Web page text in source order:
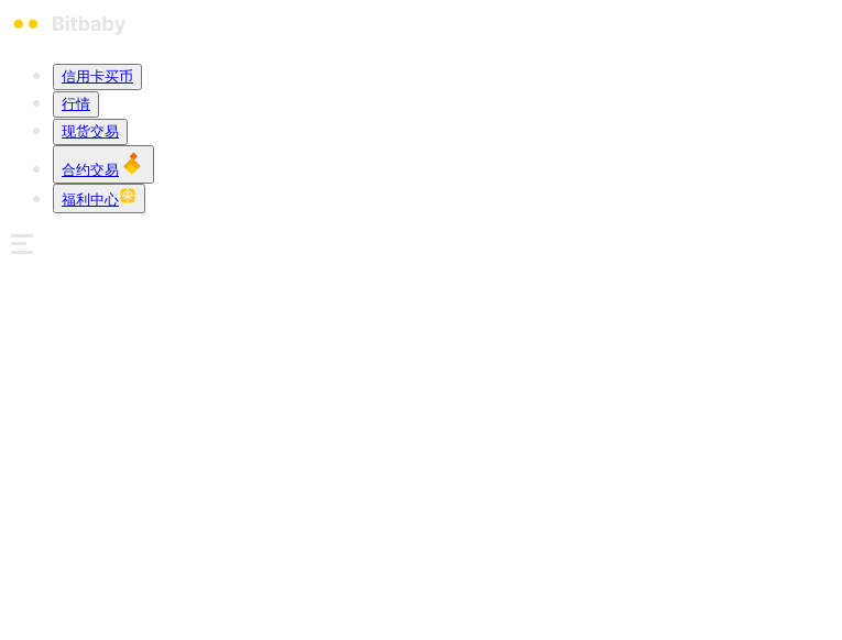
信用卡买币
行情
现货交易
合约交易
福利中心